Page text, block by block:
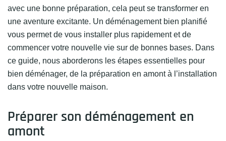
avec une bonne préparation, cela peut se transformer en
une aventure excitante. Un déménagement bien planifié
vous permet de vous installer plus rapidement et de
commencer votre nouvelle vie sur de bonnes bases. Dans
ce guide, nous aborderons les étapes essentielles pour
bien déménager, de la préparation en amont à l’installation
dans votre nouvelle maison.
Préparer son déménagement en
amont